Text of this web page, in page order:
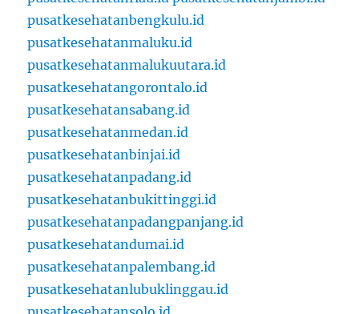
pusatkesehatanbengkulu.id
pusatkesehatanmaluku.id
pusatkesehatanmalukuutara.id
pusatkesehatangorontalo.id
pusatkesehatansabang.id
pusatkesehatanmedan.id
pusatkesehatanbinjai.id
pusatkesehatanpadang.id
pusatkesehatanbukittinggi.id
pusatkesehatanpadangpanjang.id
pusatkesehatandumai.id
pusatkesehatanpalembang.id
pusatkesehatanlubuklinggau.id